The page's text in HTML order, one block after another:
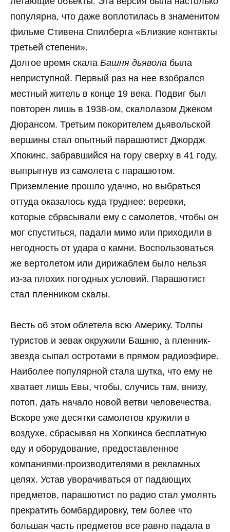
популярна, что даже воплотилась в знаменитом
фильме Стивена Спилберга «Близкие контакты
третьей степени».
Долгое время скала Башня дьявола была
неприступной. Первый раз на нее взобрался
местный житель в конце 19 века. Подвиг был
повторен лишь в 1938-ом, скалолазом Джеком
Дюрансом. Третьим покорителем дьявольской
вершины стал опытный парашютист Джордж
Хпокинс, забравшийся на гору сверху в 41 году,
выпрыгнув из самолета с парашютом.
Приземление прошло удачно, но выбраться
оттуда оказалось куда труднее: веревки,
которые сбрасывали ему с самолетов, чтобы он
мог спуститься, падали мимо или приходили в
негодность от удара о камни. Воспользоваться
же вертолетом или дирижаблем было нельзя
из-за плохих погодных условий. Парашютист
стал пленником скалы.
Весть об этом облетела всю Америку. Толпы
туристов и зевак окружили Башню, а пленник-
звезда сыпал остротами в прямом радиоэфире.
Наиболее популярной стала шутка, что ему не
хватает лишь Евы, чтобы, случись там, внизу,
потоп, дать начало новой ветви человечества.
Вскоре уже десятки самолетов кружили в
воздухе, сбрасывая на Хопкинса бесплатную
еду и оборудование, предоставленное
компаниями-производителями в рекламных
целях. Устав уворачиваться от падающих
предметов, парашютист по радио стал умолять
прекратить бомбардировку, тем более что
большая часть предметов все равно падала в